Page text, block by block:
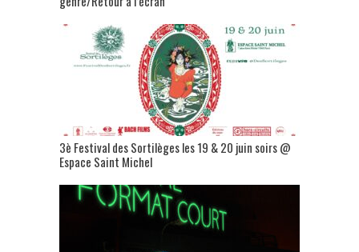
3è Festival des Sortilèges les 19 & 20 juin soirs @
Espace Saint Michel